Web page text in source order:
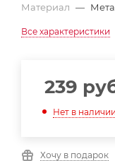
Материал —
Все характеристики
239
Нет в наличии
Хочу в подарок